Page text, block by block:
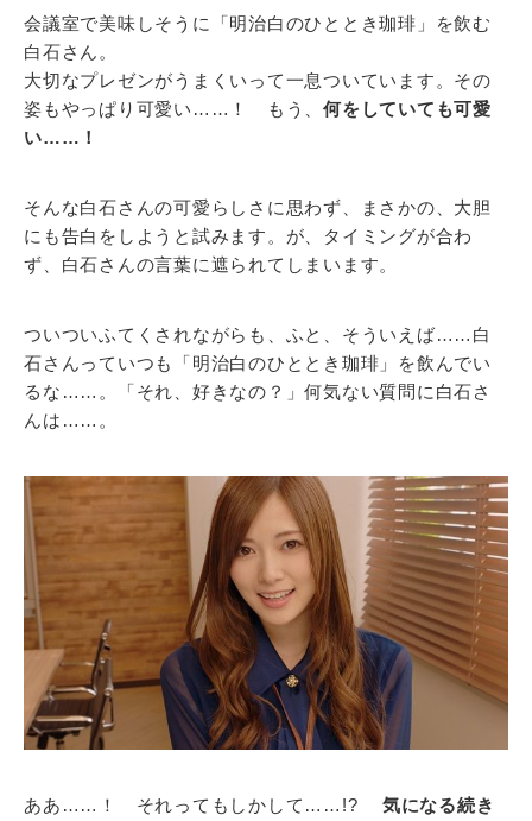
会議室で美味しそうに「明治白のひととき珈琲」を飲む
白石さん。
大切なプレゼンがうまくいって一息ついています。その
姿もやっぱり可愛い……！ もう、 何をしていても可愛
い……！
そんな白石さんの可愛らしさに思わず、まさかの、大胆
にも告白をしようと試みます。が、タイミングが合わ
ず、白石さんの言葉に遮られてしまいます。
ついついふてくされながらも、ふと、そういえば……白
石さんっていつも「明治白のひととき珈琲」を飲んでい
るな……。「それ、好きなの？」何気ない質問に白石さ
んは……。
ああ……！ それってもしかして……!? 気になる続き